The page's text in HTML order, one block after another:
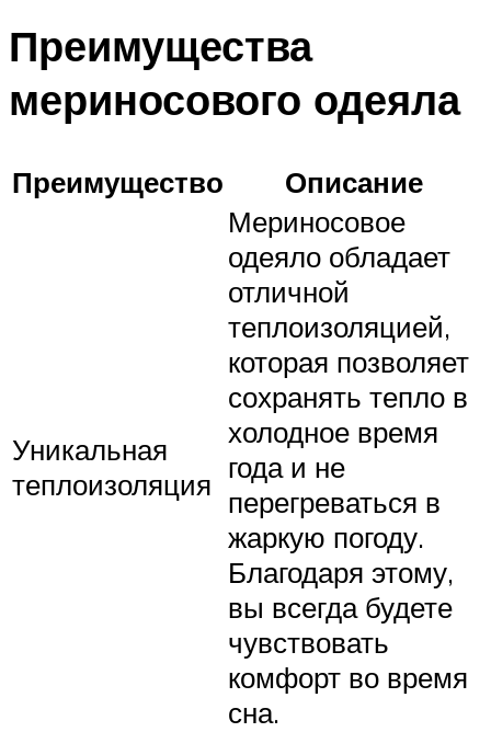
Преимущества
мериносового одеяла
Преимущество Описание
Уникальная
теплоизоляция
Мериносовое
одеяло обладает
отличной
теплоизоляцией,
которая позволяет
сохранять тепло в
холодное время
года и не
перегреваться в
жаркую погоду.
Благодаря этому,
вы всегда будете
чувствовать
комфорт во время
сна.